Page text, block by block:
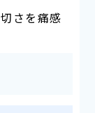
さを痛感